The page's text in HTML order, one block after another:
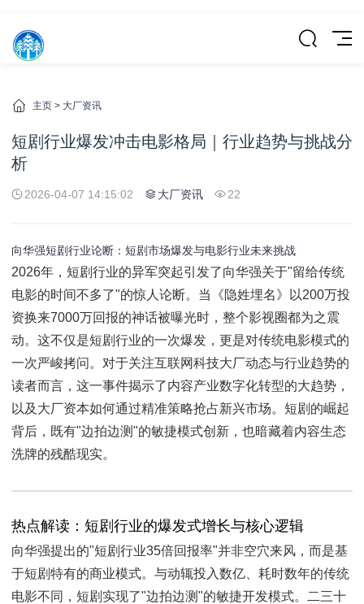
主页 > 大厂资讯
短剧行业爆发冲击电影格局｜行业趋势与挑战分
析
2026-04-07 14:15:02 大厂资讯 22
向华强短剧行业论断：短剧市场爆发与电影行业未来挑战
2026年，短剧行业的异军突起引发了向华强关于"留给传统
电影的时间不多了"的惊人论断。当《隐姓埋名》以200万投
资换来7000万回报的神话被曝光时，整个影视圈都为之震
动。这不仅是短剧行业的一次爆发，更是对传统电影模式的
一次严峻拷问。对于关注互联网科技大厂动态与行业趋势的
读者而言，这一事件揭示了内容产业数字化转型的大趋势，
以及大厂资本如何通过精准策略抢占新兴市场。短剧的崛起
背后，既有"边拍边测"的敏捷模式创新，也暗藏着内容生态
洗牌的残酷现实。
热点解读：短剧行业的爆发式增长与核心逻辑
向华强提出的"短剧行业35倍回报率"并非空穴来风，而是基
于短剧特有的商业模式。与动辄投入数亿、耗时数年的传统
电影不同，短剧实现了"边拍边测"的敏捷开发模式。二三十